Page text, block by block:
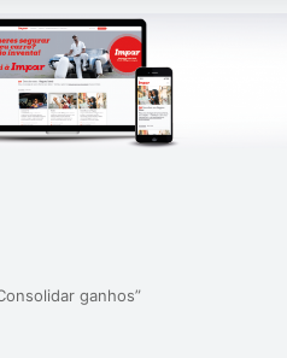
ganhos”